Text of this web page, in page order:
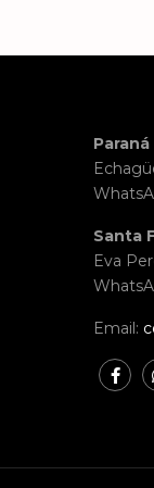
Paraná
Santa
Eva
Email: